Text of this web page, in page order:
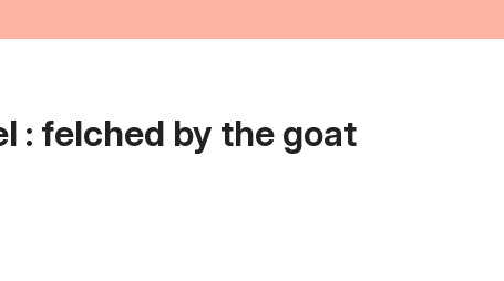
: felched by the goat